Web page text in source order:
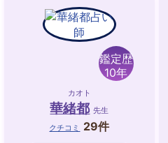
鑑定歴
10年
カオト
華緒都 先生
クチコミ
29件